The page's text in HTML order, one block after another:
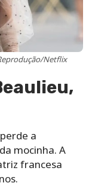
Netflix
a
mocinha. A
francesa